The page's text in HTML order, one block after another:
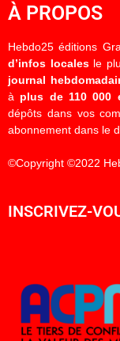
À PROPOS
Hebdo25 éditions
d’infos localesle
journal
à plus de 110 000
dépôts dans vos
abonnement dans le
©Copyright ©2022
INSCRIVEZ-